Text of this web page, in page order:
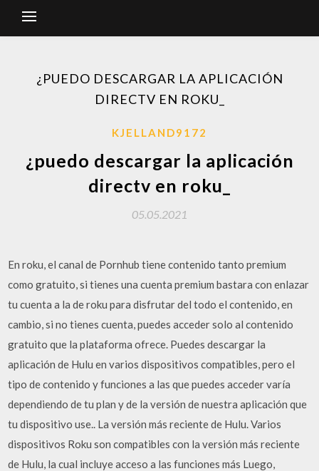
¿PUEDO DESCARGAR LA APLICACIÓN
DIRECTV EN ROKU_
KJELLAND9172
¿puedo descargar la aplicación
directv en roku_
05.05.2021
En roku, el canal de Pornhub tiene contenido tanto premium
como gratuito, si tienes una cuenta premium bastara con enlazar
tu cuenta a la de roku para disfrutar del todo el contenido, en
cambio, si no tienes cuenta, puedes acceder solo al contenido
gratuito que la plataforma ofrece. Puedes descargar la
aplicación de Hulu en varios dispositivos compatibles, pero el
tipo de contenido y funciones a las que puedes acceder varía
dependiendo de tu plan y de la versión de nuestra aplicación que
tu dispositivo use.. La versión más reciente de Hulu. Varios
dispositivos Roku son compatibles con la versión más reciente
de Hulu, la cual incluye acceso a las funciones más Luego,